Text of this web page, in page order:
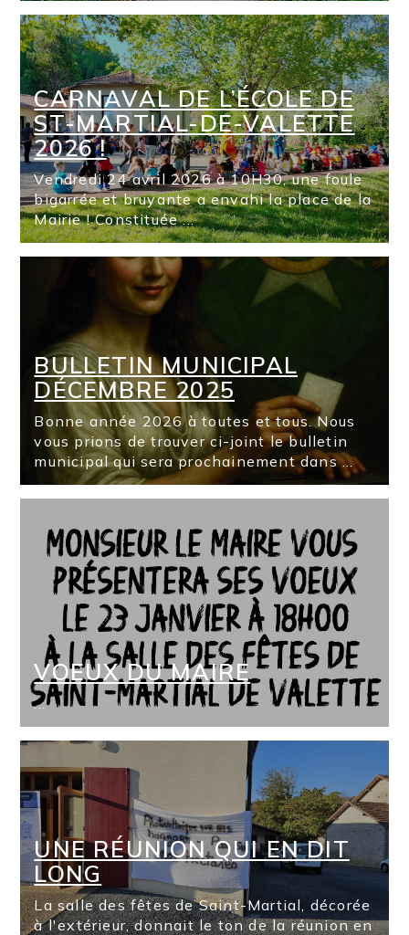
CARNAVAL DE L’ÉCOLE DE
ST-MARTIAL-DE-VALETTE
2026 !
Vendredi 24 avril 2026 à 10H30, une foule
bigarrée et bruyante a envahi la place de la
Mairie ! Constituée ...
BULLETIN MUNICIPAL
DÉCEMBRE 2025
Bonne année 2026 à toutes et tous. Nous
vous prions de trouver ci-joint le bulletin
municipal qui sera prochainement dans ...
VOEUX DU MAIRE
...
UNE RÉUNION QUI EN DIT
LONG
La salle des fêtes de Saint-Martial, décorée
à l'extérieur, donnait le ton de la réunion en